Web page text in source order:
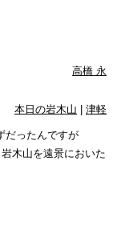
高橋 永
本日の岩木山 津軽
だったんですが
木山を遠景においた